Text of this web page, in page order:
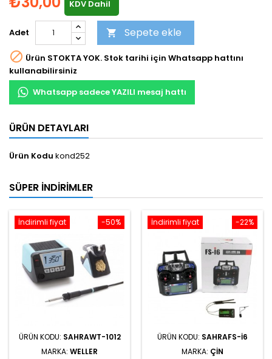
KDV Dahil
Adet  Sepete ekle
 Ürün STOKTA YOK. Stok tarihi için Whatsapp hattını
kullanabilirsiniz
Whatsapp sadece YAZILI mesaj hattı
ÜRÜN DETAYLARI
Ürün Kodu kond252
SÜPER İNDIRIMLER
-50%
İndirimli fiyat
ÜRÜN KODU: SAHRAWT-1012
MARKA: WELLER
-22%
İndirimli fiyat
ÜRÜN KODU: SAHRAFS-I6
MARKA: ÇIN